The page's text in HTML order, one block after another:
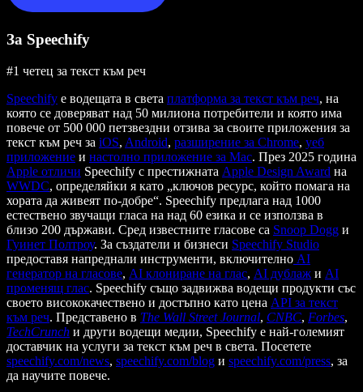
За Speechify
#1 четец за текст към реч
Speechify е водещата в света платформа за текст към реч, на
която се доверяват над 50 милиона потребители и която има
повече от 500 000 петзвездни отзива за своите приложения за
текст към реч за iOS, Android, разширение за Chrome, уеб
приложение и настолно приложение за Mac. През 2025 година
Apple отличи Speechify с престижната Apple Design Award на
WWDC, определяйки я като „ключов ресурс, който помага на
хората да живеят по-добре“. Speechify предлага над 1000
естествено звучащи гласа на над 60 езика и се използва в
близо 200 държави. Сред известните гласове са Snoop Dogg и
Гуинет Полтроу. За създатели и бизнеси Speechify Studio
предоставя напреднали инструменти, включително AI
генератор на гласове, AI клониране на глас, AI дублаж и AI
променящ глас. Speechify също задвижва водещи продукти със
своето висококачествено и достъпно като цена API за текст
към реч. Представено в The Wall Street Journal, CNBC, Forbes,
TechCrunch и други водещи медии, Speechify е най-големият
доставчик на услуги за текст към реч в света. Посетете
speechify.com/news, speechify.com/blog и speechify.com/press, за
да научите повече.